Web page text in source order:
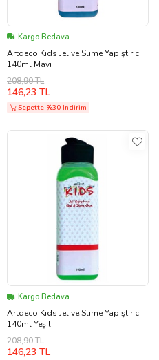
Kargo Bedava
Artdeco Kids Jel ve Slime Yapıştırıcı
140ml Mavi
208,90 TL
146,23 TL
Sepette %30 İndirim
Kargo Bedava
Artdeco Kids Jel ve Slime Yapıştırıcı
140ml Yeşil
208,90 TL
146,23 TL